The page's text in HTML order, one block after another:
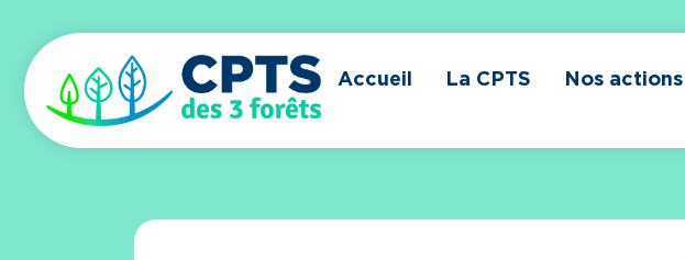
Accueil La CPTS Nos actions